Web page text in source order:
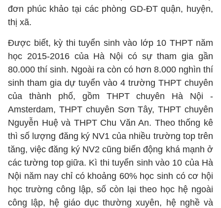
đơn phúc khảo tại các phòng GD-ĐT quận, huyện,
thị xã.
Được biết, kỳ thi tuyển sinh vào lớp 10 THPT năm
học 2015-2016 của Hà Nội có sự tham gia gần
80.000 thí sinh. Ngoài ra còn có hơn 8.000 nghìn thí
sinh tham gia dự tuyển vào 4 trường THPT chuyên
của thành phố, gồm THPT chuyên Hà Nội -
Amsterdam, THPT chuyên Sơn Tây, THPT chuyên
Nguyễn Huệ và THPT Chu Văn An. Theo thống kê
thì số lượng đăng ký NV1 của nhiều trường top trên
tăng, việc đăng ký NV2 cũng biến động khá mạnh ở
các tường top giữa. Kì thi tuyển sinh vào 10 của Hà
Nội năm nay chỉ có khoảng 60% học sinh có cơ hội
học trường công lập, số còn lại theo học hệ ngoài
công lập, hệ giáo dục thường xuyên, hệ nghề và